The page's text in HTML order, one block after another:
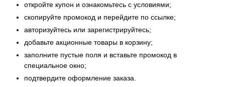
откройте купон и ознакомьтесь с условиями;
скопируйте промокод и перейдите по ссылке;
авторизуйтесь или зарегистрируйтесь;
добавьте акционные товары в корзину;
заполните пустые поля и вставьте промокод в
специальное окно;
подтвердите оформление заказа.